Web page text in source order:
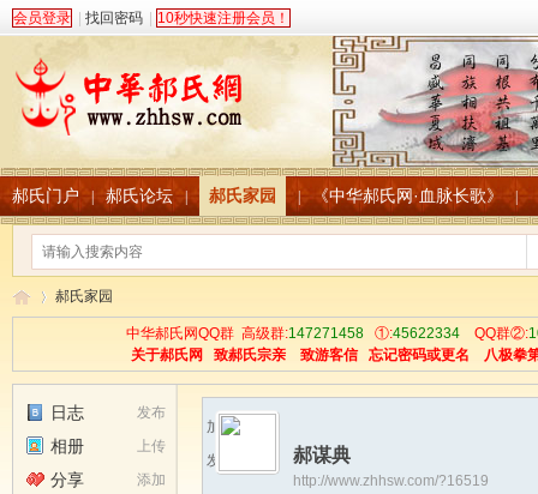
会员登录 找回密码 10秒快速注册会员！
郝氏门户 | 郝氏论坛 | 郝氏家园 《中华郝氏网·血脉长歌》
郝氏家园
中华郝氏网QQ群 高级群:147271458①:45622334QQ群②:
关于郝氏网
致郝氏宗亲 致游客信 忘记密码或更名 八极拳
发布
日志
上传
相册
添加
分享
加为好友
发送消息
郝谋典
http://www.zhhsw.com/?16519